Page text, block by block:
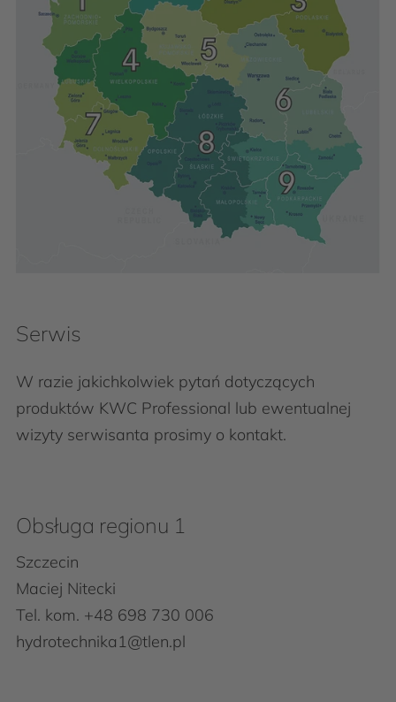
Serwis
W razie jakichkolwiek pytań dotyczących
produktów KWC Professional lub ewentualnej
wizyty serwisanta prosimy o kontakt.
Obsługa regionu 1
Szczecin
Maciej Nitecki
Tel. kom. +48 698 730 006
hydrotechnika1@tlen.pl